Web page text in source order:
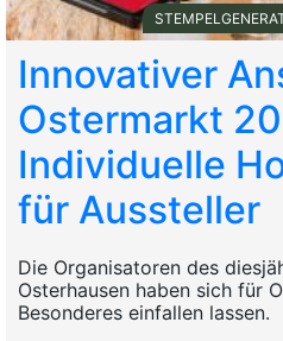
Innovativer
Ostermarkt
Individuelle
für Aussteller
Die Organisatoren des
Osterhausen haben sich für
Besonderes einfallen lassen.